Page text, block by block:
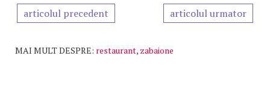
articolul precedent articolul urmator
MAI MULT DESPRE: restaurant, zabaione